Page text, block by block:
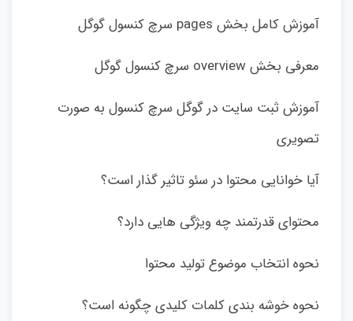
آموزش کامل بخش pages سرچ کنسول گوگل
معرفی بخش overview سرچ کنسول گوگل
آموزش ثبت سایت در گوگل سرچ کنسول به صورت
تصویری
آیا خوانایی محتوا در سئو تاثیر گذار است؟
محتوای قدرتمند چه ویژگی هایی دارد؟
نحوه انتخاب موضوع تولید محتوا
نحوه خوشه بندی کلمات کلیدی چگونه است؟